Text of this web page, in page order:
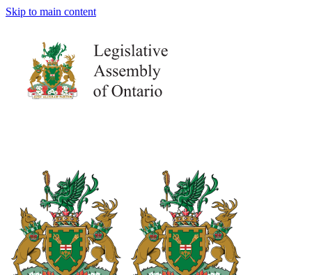
Skip to main content